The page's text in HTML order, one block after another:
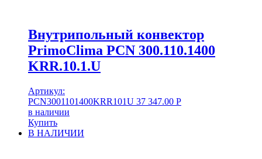
Внутрипольный конвектор
PrimoClima PCN 300.110.1400
KRR.10.1.U
Артикул:
PCN3001101400KRR101U 37 347.00 Р
в наличии
Купить
В НАЛИЧИИ